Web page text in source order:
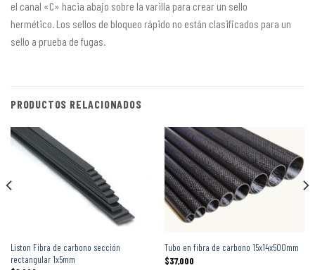
el canal «C» hacia abajo sobre la varilla para crear un sello
hermético. Los sellos de bloqueo rápido no están clasificados para un
sello a prueba de fugas.
PRODUCTOS RELACIONADOS
Liston Fibra de carbono sección
rectangular 1x5mm
Tubo en fibra de carbono 15x14x500mm
$37,000